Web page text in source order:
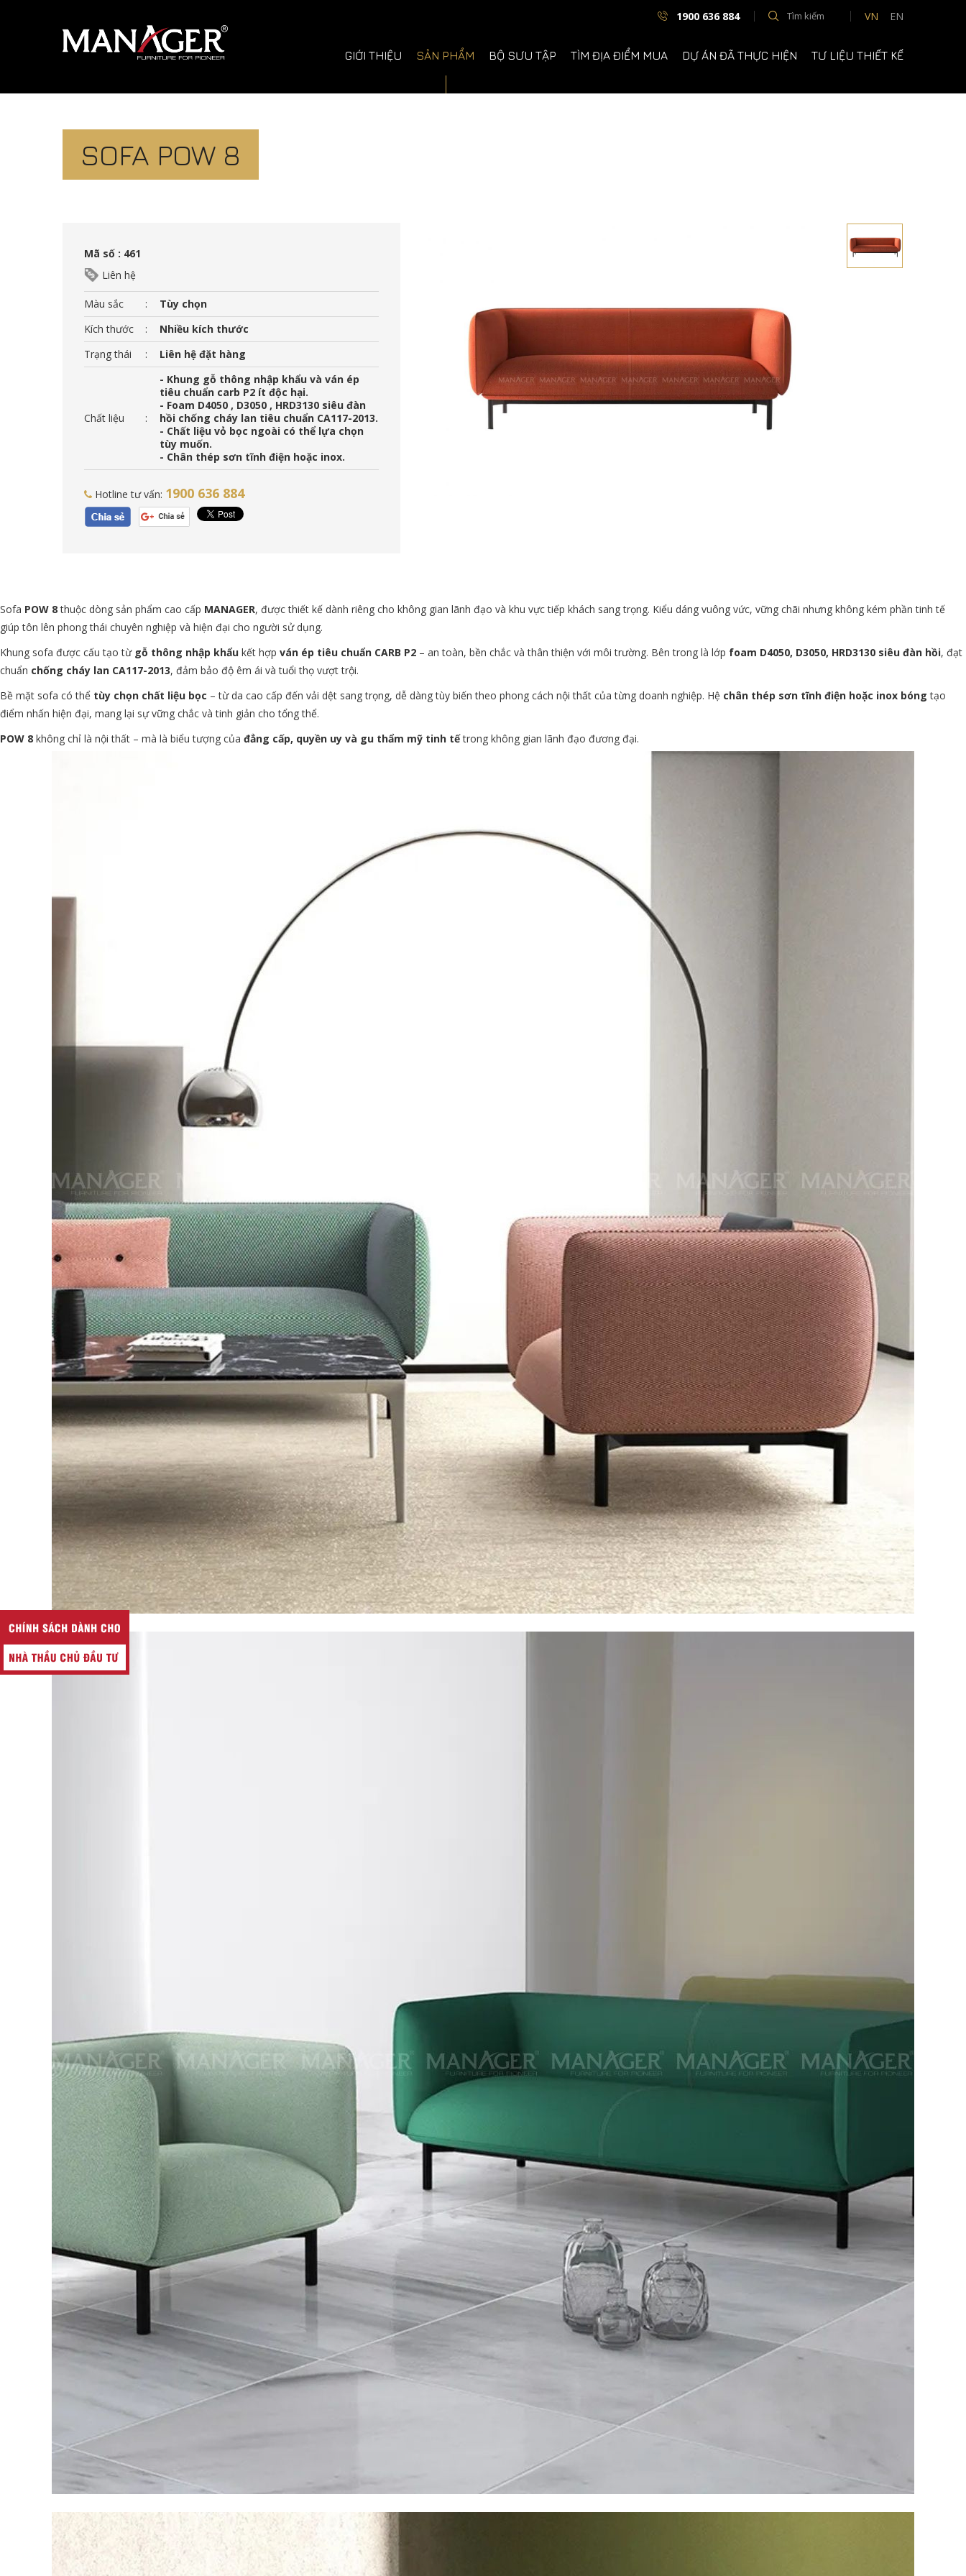
1900 636 884 VN EN
GIỚI THIỆU SẢN PHẨM BỘ SƯU TẬP TÌM ĐỊA ĐIỂM MUA DỰ ÁN ĐÃ THỰC HIỆN TƯ LIỆU THIẾT KẾ
SOFA POW 8
Mã số : 461
Liên hệ
Màu sắc :
Tùy chọn
Kích thước
:
Nhiều kích thước
Trạng thái
: Liên hệ đặt hàng
Chất liệu :
- Khung gỗ thông nhập khẩu và ván ép
tiêu chuẩn carb P2 ít độc hại.
- Foam D4050 , D3050 , HRD3130 siêu đàn
hồi chống cháy lan tiêu chuẩn CA117-2013.
- Chất liệu vỏ bọc ngoài có thể lựa chọn
tùy muốn.
- Chân thép sơn tĩnh điện hoặc inox.
Hotline tư vấn: 1900 636 884
Sofa POW 8thuộc dòng sản phẩm cao cấp MANAGER, được thiết kế dành riêng cho không gian lãnh đạo và khu vực tiếp khách sang trọng. Kiểu dáng vuông vức, vững chãi nhưng không kém phần tinh tế
giúp tôn lên phong thái chuyên nghiệp và hiện đại cho người sử dụng.
Khung sofa được cấu tạo từ gỗ thông nhập khẩu kết hợp ván ép tiêu chuẩn CARB P2 – an toàn, bền chắc và thân thiện với môi trường. Bên trong là lớp foam D4050, D3050, HRD3130 siêu đàn hồi, đạt
chuẩn chống cháy lan CA117-2013, đảm bảo độ êm ái và tuổi thọ vượt trội.
Bề mặt sofa có thể tùy chọn chất liệu bọc – từ da cao cấp đến vải dệt sang trọng, dễ dàng tùy biến theo phong cách nội thất của từng doanh nghiệp. Hệ chân thép sơn tĩnh điện hoặc inox bóng tạo
điểm nhấn hiện đại, mang lại sự vững chắc và tinh giản cho tổng thể.
POW 8 không chỉ là nội thất – mà là biểu tượng của đẳng cấp, quyền uy và gu thẩm mỹ tinh tếtrong không gian lãnh đạo đương đại.